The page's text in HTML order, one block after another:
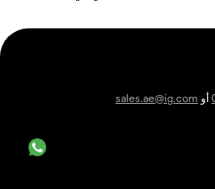
أو sales.ae@ig.com